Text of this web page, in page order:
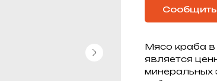
Сообщить
Мясо краба
является
минеральных